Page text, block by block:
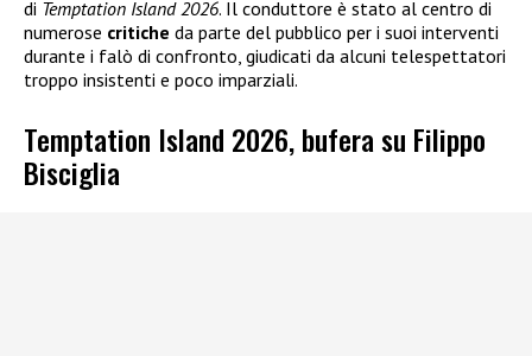
di Temptation Island 2026. Il conduttore è stato al centro di
numerose critiche da parte del pubblico per i suoi interventi
durante i falò di confronto, giudicati da alcuni telespettatori
troppo insistenti e poco imparziali.
Temptation Island 2026, bufera su Filippo
Bisciglia